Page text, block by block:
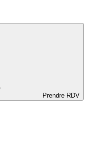
Prendre RDV